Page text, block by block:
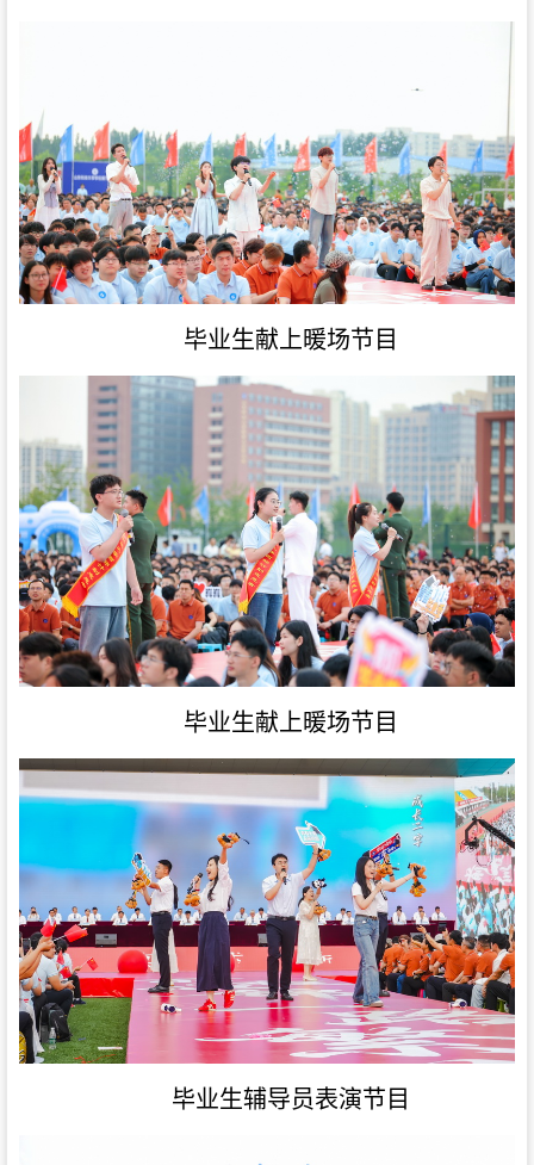
毕业生献上暖场节目
毕业生献上暖场节目
毕业生辅导员表演节目